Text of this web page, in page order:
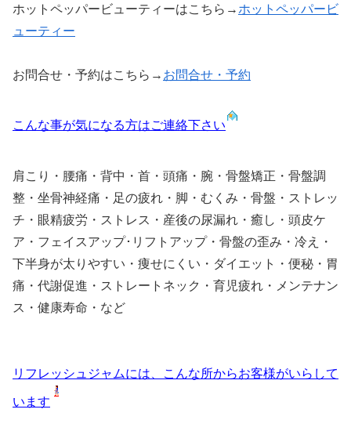
ホットペッパービューティーはこちら→ ホットペッパービ
ューティー
お問合せ・予約はこちら→ お問合せ・予約
こんな事が気になる方はご連絡下さい
肩こり・腰痛・背中・首・頭痛・腕・骨盤矯正・骨盤調
整・坐骨神経痛・足の疲れ・脚・むくみ・骨盤・ストレッ
チ・眼精疲労・ストレス・産後の尿漏れ・癒し・頭皮ケ
ア・フェイスアップ･リフトアップ・骨盤の歪み・冷え・
下半身が太りやすい・痩せにくい・ダイエット・便秘・胃
痛・代謝促進・ストレートネック・育児疲れ・メンテナン
ス・健康寿命・など
リフレッシュジャムには、こんな所からお客様がいらして
います